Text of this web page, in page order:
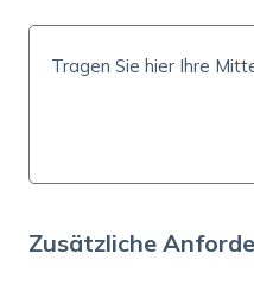
aninfo@expresta.at
perOnline-Chat,
Zusätzliche